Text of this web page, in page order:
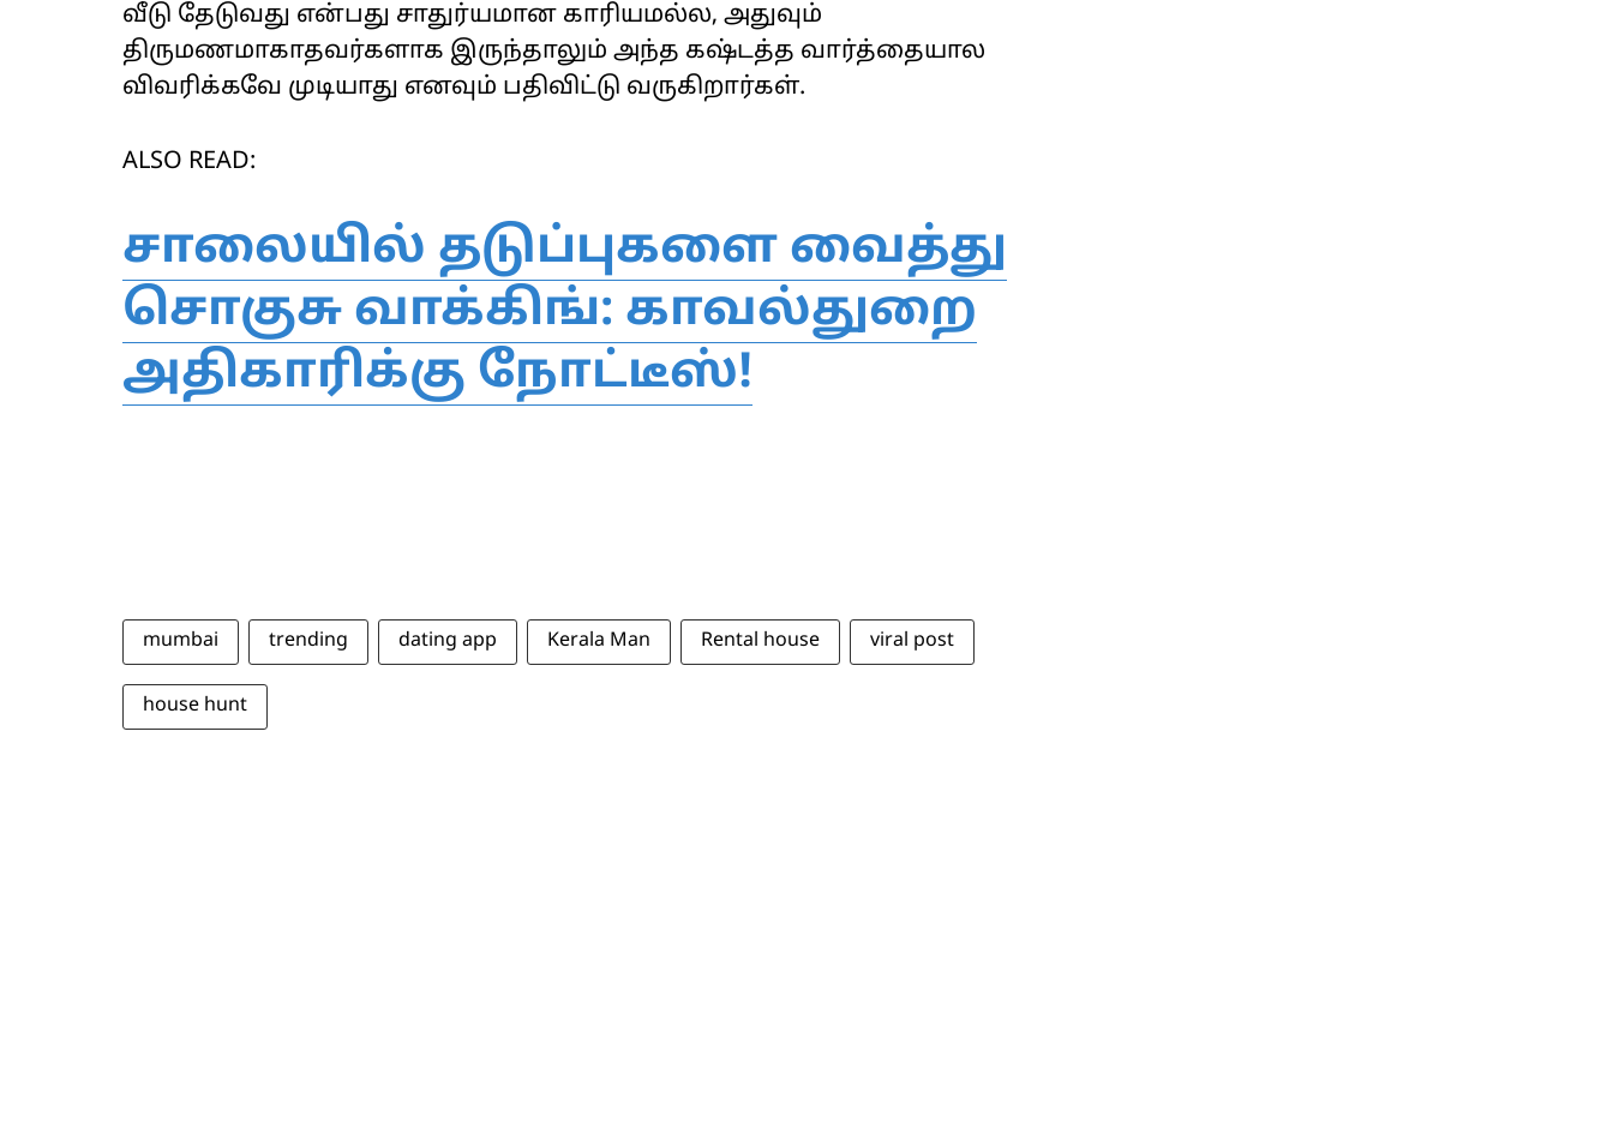
வீடு தேடுவது என்பது சாதுர்யமான காரியமல்ல, அதுவும்
திருமணமாகாதவர்களாக இருந்தாலும் அந்த கஷ்டத்த வார்த்தையால
விவரிக்கவே முடியாது எனவும் பதிவிட்டு வருகிறார்கள்.
ALSO READ:
சாலையில் தடுப்புகளை வைத்து
சொகுசு வாக்கிங்: காவல்துறை
அதிகாரிக்கு நோட்டீஸ்!
mumbai trending dating app Kerala Man Rental house viral post
house hunt